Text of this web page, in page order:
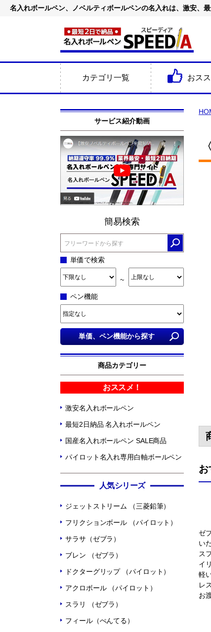
名入れボールペン、ノベルティボールペンの名入れは、激安、
カテゴリ一覧 おスス
サービス紹介動画
簡易検索
単価で検索
~
ペン機能
商品カテゴリー
おススメ！
激安名入れボールペン
最短2日納品 名入れボールペン
国産名入れボールペン SALE商品
パイロット名入れ専用白軸ボールペン
人気シリーズ
ジェットストリーム （三菱鉛筆）
フリクションボール （パイロット）
サラサ（ゼブラ）
ブレン （ゼブラ）
ドクターグリップ （パイロット）
アクロボール （パイロット）
スラリ （ゼブラ）
フィール（ぺんてる）
お
ゼ
い
ス
イ
軽
レ
お